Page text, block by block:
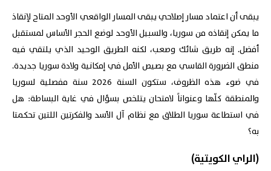
يبقى أن اعتماد مسار إصلاحي يبقى المسار الواقعي الأوحد المتاح لإنقاذ
ما يمكن إنقاذه من سوريا، والسبيل الأوحد لوضع الحجر الأساس لمستقبل
أفضل. إنه طريق شائك وصعب، لكنه الطريق الوحيد الذي يلتقي فيه
منطق الضرورة القاسي مع بصيص الأمل في إمكانية ولادة سوريا جديدة.
في ضوء هذه الظروف، ستكون السنة 2026 سنة مفصلية لسوريا
والمنطقة كلّها وعنواناً لامتحان يتلخص بسؤال في غاية البساطة: هل
في استطاعة سوريا الطلاق مع نظام آل الأسد والفكرتين اللتين تحكمتا
به؟
(الراي الكويتية)